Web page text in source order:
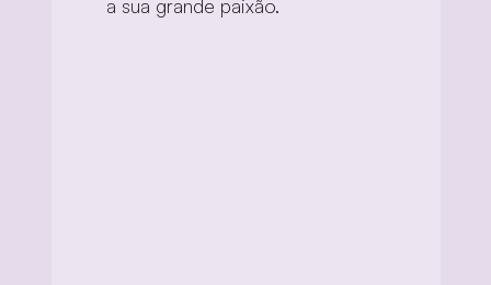
a sua grande paixão.